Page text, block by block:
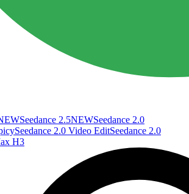
Seedance 2.5NEWSeedance 2.0
Seedance 2.0 Video EditSeedance 2.0
H3